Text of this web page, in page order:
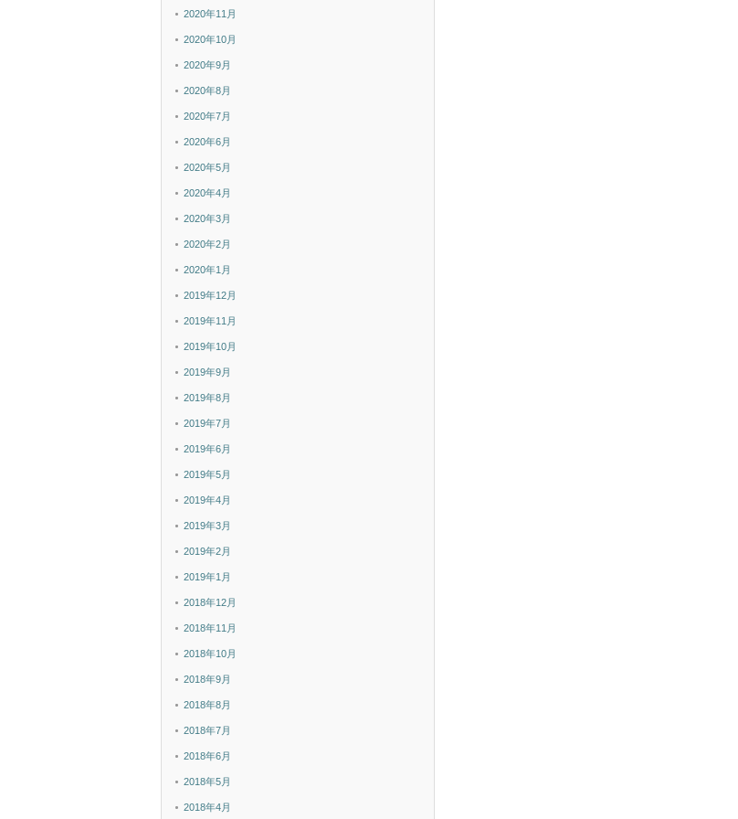
2020年11月
2020年10月
2020年9月
2020年8月
2020年7月
2020年6月
2020年5月
2020年4月
2020年3月
2020年2月
2020年1月
2019年12月
2019年11月
2019年10月
2019年9月
2019年8月
2019年7月
2019年6月
2019年5月
2019年4月
2019年3月
2019年2月
2019年1月
2018年12月
2018年11月
2018年10月
2018年9月
2018年8月
2018年7月
2018年6月
2018年5月
2018年4月